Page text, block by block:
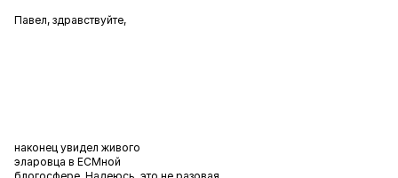
Павел, здравствуйте,
наконец увидел живого
эларовца в ECMной